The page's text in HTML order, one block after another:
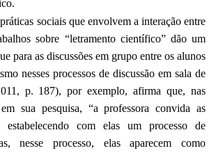
sociais que envolvem a interação entre
sobre “letramento científico” dão um
para as discussões em grupo entre os alunos
nesses processos de discussão em sala de
p. 187), por exemplo, afirma que, nas
sua pesquisa, “a professora convida as
estabelecendo com elas um processo de
nesse processo, elas aparecem como